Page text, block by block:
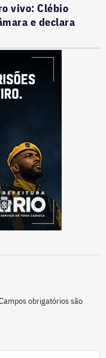
vivo: Clébio
e declara
obrigatórios são